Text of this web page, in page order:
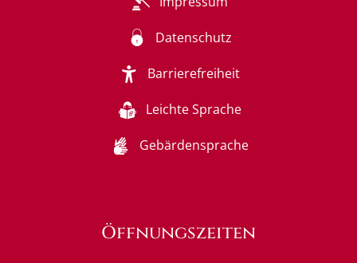
Datenschutz
Barrierefreiheit
Leichte Sprache
Gebärdensprache
Öffnungszeiten